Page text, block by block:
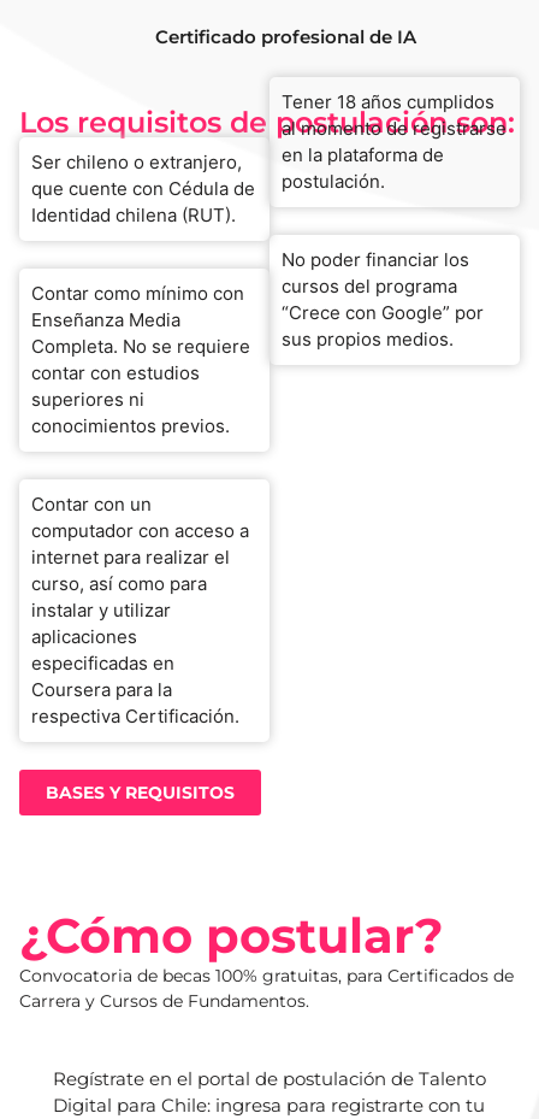
Certificado profesional de IA
Los requisitos de postulación son:
Ser chileno o extranjero,
que cuente con Cédula de
Identidad chilena (RUT).
Contar como mínimo con
Enseñanza Media
Completa. No se requiere
contar con estudios
superiores ni
conocimientos previos.
Contar con un
computador con acceso a
internet para realizar el
curso, así como para
instalar y utilizar
aplicaciones
especificadas en
Coursera para la
respectiva Certificación.
Tener 18 años cumplidos
al momento de registrarse
en la plataforma de
postulación.
No poder financiar los
cursos del programa
“Crece con Google” por
sus propios medios.
BASES Y REQUISITOS
¿Cómo postular?
Convocatoria de becas 100% gratuitas, para Certificados de
Carrera y Cursos de Fundamentos.
Regístrate en el portal de postulación de Talento
Digital para Chile: ingresa para registrarte con tu